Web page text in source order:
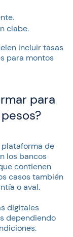
clabe.
incluir tasas
para montos
para
de
los bancos
contienen
casos también
o aval.
digitales
dependiendo